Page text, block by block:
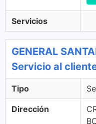
Servicios
GENERAL
Servicio al
Tipo
Dirección